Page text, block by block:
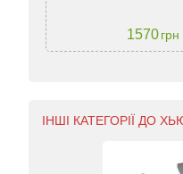
1570 грн
ІНШІ КАТЕГОРІЇ ДО